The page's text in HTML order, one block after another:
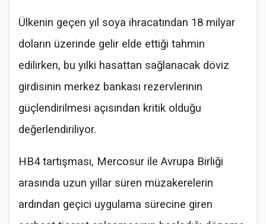
Ülkenin geçen yıl soya ihracatından 18 milyar
doların üzerinde gelir elde ettiği tahmin
edilirken, bu yılki hasattan sağlanacak döviz
girdisinin merkez bankası rezervlerinin
güçlendirilmesi açısından kritik olduğu
değerlendiriliyor.
HB4 tartışması, Mercosur ile Avrupa Birliği
arasında uzun yıllar süren müzakerelerin
ardından geçici uygulama sürecine giren